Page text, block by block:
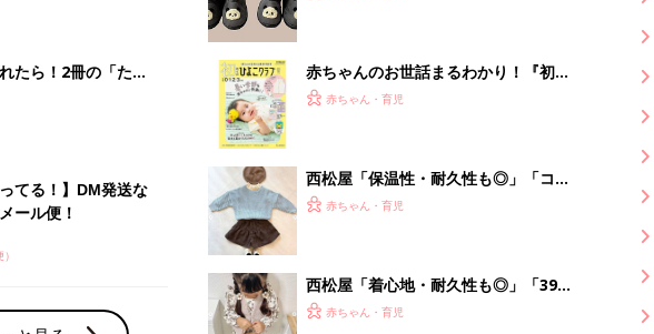
るだけで得する事とは
PR（イエウール）
ーマ